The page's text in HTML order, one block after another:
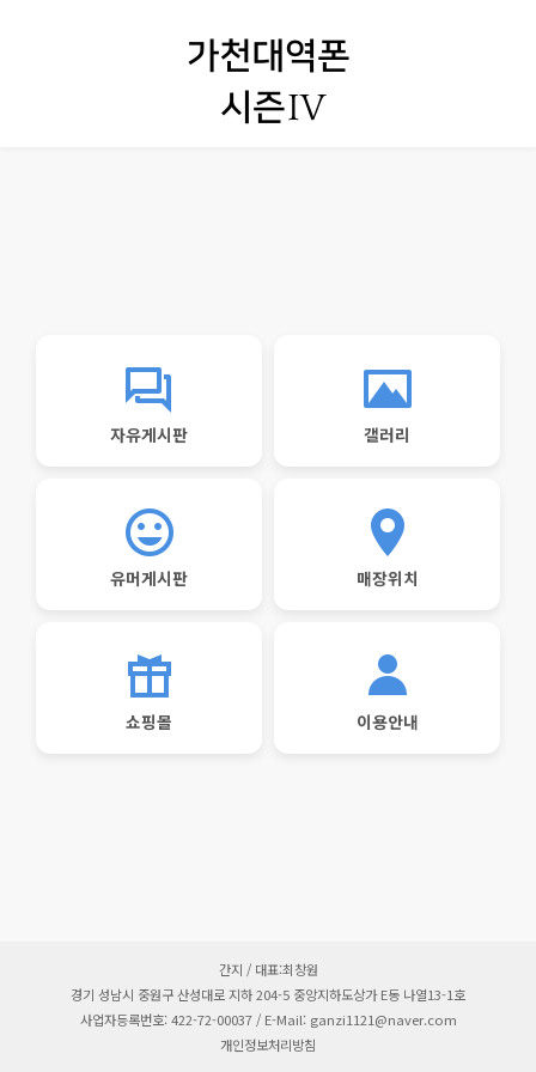
자유게시판 갤러리
유머게시판 매장위치
쇼핑몰 이용안내
간지 / 대표:최창원
경기 성남시 중원구 산성대로 지하 204-5 중앙지하도상가 E동 나열13-1호
사업자등록번호: 422-72-00037 / E-Mail: ganzi1121@naver.com
개인정보처리방침